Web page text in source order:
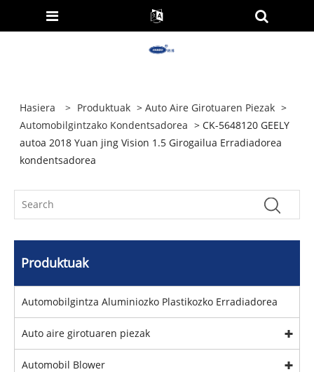
Hasiera > Produktuak >Auto Aire Girotuaren Piezak >
Automobilgintzako Kondentsadorea > CK-5648120 GEELY
autoa 2018 Yuan jing Vision 1.5 Girogailua Erradiadorea
kondentsadorea
Produktuak
Automobilgintza Aluminiozko Plastikozko Erradiadorea
Auto aire girotuaren piezak
Automobil Blower